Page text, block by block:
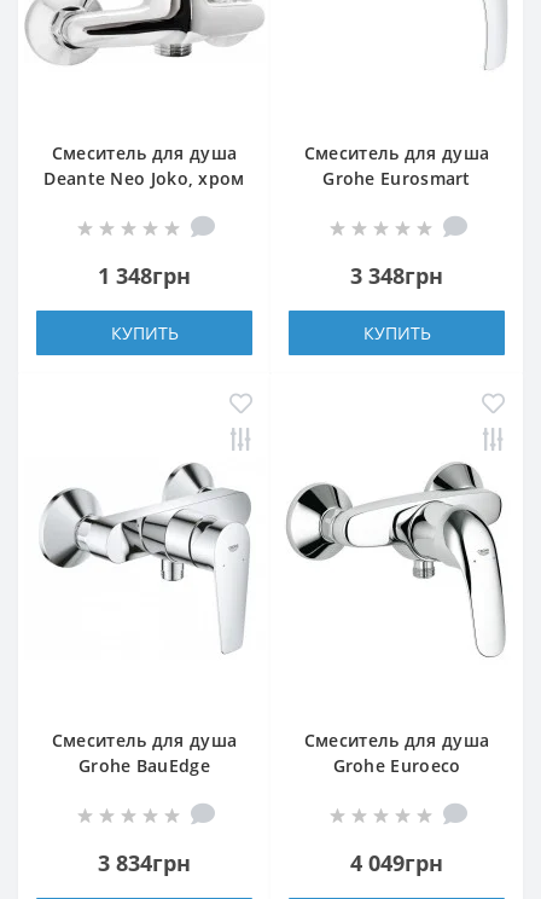
Смеситель для душа
Deante Neo Joko, хром
1 348грн
КУПИТЬ
Смеситель для душа
Grohe Eurosmart
3 348грн
КУПИТЬ
Смеситель для душа
Grohe BauEdge
3 834грн
Смеситель для душа
Grohe Euroeco
4 049грн